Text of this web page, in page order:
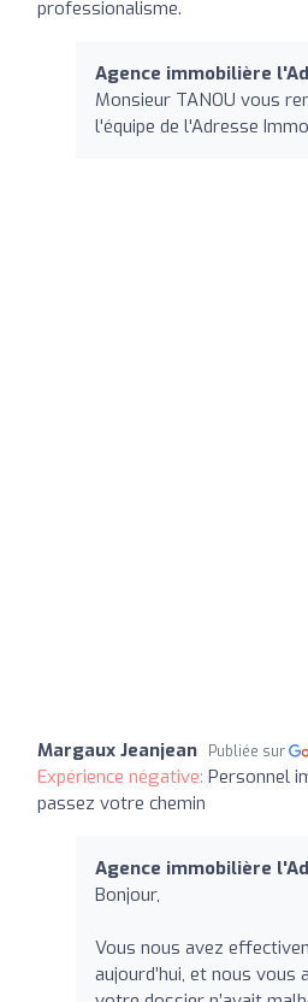
professionalisme.
Agence immobilière
Monsieur TANOU vous
l'équipe de l'Adresse
Margaux Jeanjean Publiée sur
Expérience négative: Personnel
passez votre chemin
Agence immobilière
Bonjour,
Vous nous avez
aujourd’hui, et nous vous